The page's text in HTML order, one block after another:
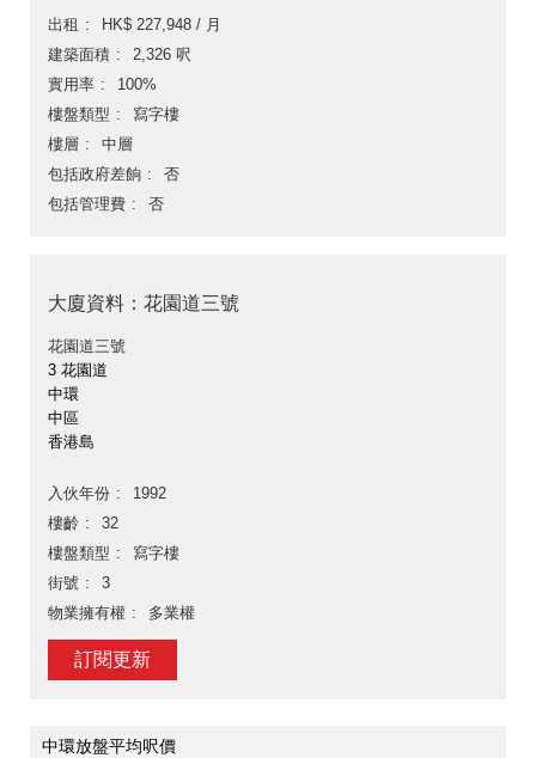
出租
HK$ 227,948 / 月
建築面積
2,326 呎
實用率
100%
樓盤類型
寫字樓
樓層
中層
包括政府差餉
否
包括管理費
否
大廈資料：花園道三號
花園道三號
3 花園道
中環
中區
香港島
入伙年份
1992
樓齡
32
樓盤類型
寫字樓
街號
3
物業擁有權
多業權
訂閱更新
中環放盤平均呎價